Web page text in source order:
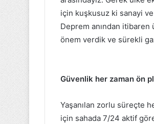
için kuşkusuz ki sanayi
Deprem anından
önem verdik ve sürekli
Güvenlik her zaman ön
Yaşanılan zorlu süreçte
için sahada 7/24 aktif